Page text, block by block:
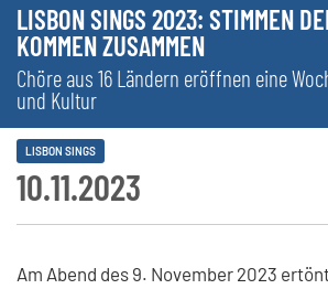
LISBON SINGS 2023: STIMMEN
KOMMEN ZUSAMMEN
Chöre aus 16 Ländern eröffnen eine
und Kultur
10.11.2023
LISBON SINGS
Am Abend des 9. November 2023